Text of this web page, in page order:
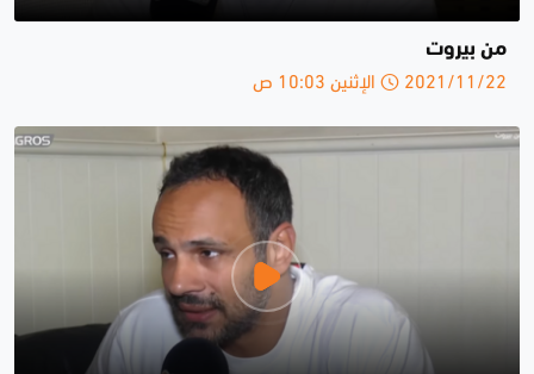
من بيروت
2021/11/22 الإثنين 10:03 ص